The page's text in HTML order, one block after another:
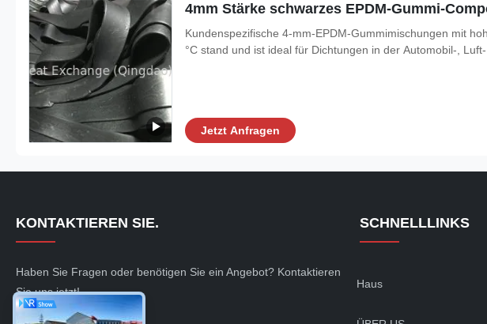
4mm Stärke schwarzes EPDM-Gummi-
Kundenspezifische 4-mm-EPDM-Gummimischungen mit
°C stand und ist ideal für Dichtungen in der Automobil-,
Jetzt Anfragen
KONTAKTIEREN SIE.
Haben Sie Fragen oder benötigen Sie ein Angebot? Kontaktieren
Sie uns jetzt!
SCHNELLLINKS
Haus